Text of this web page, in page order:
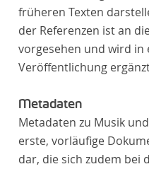
früheren Texten
der Referenzen ist an
vorgesehen und wird in
Veröffentlichung
Metadaten
Metadaten zu Musik
erste, vorläufige
dar, die sich zudem bei